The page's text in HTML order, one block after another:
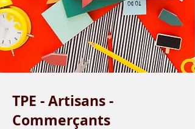
TPE - Artisans -
Commerçants